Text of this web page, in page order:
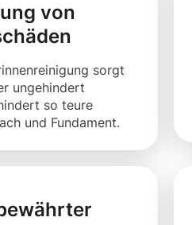
von
sorgt
ungehindert
so teure
und Fundament.